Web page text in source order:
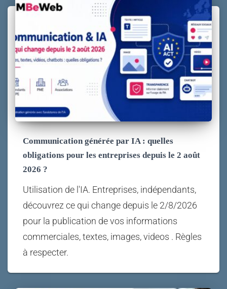
Communication générée par IA : quelles
obligations pour les entreprises depuis le 2 août
2026 ?
Utilisation de l'IA. Entreprises, indépendants,
découvrez ce qui change depuis le 2/8/2026
pour la publication de vos informations
commerciales, textes, images, videos . Règles
à respecter.